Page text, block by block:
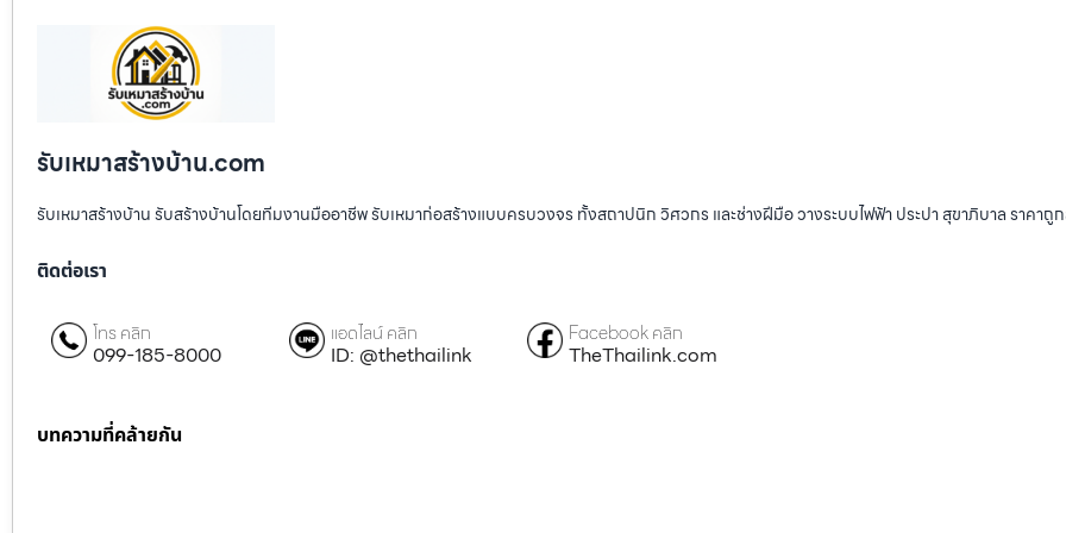
รับเหมาสร้างบ้าน.com
รับเหมาสร้างบ้าน รับสร้างบ้านโดยทีมงานมืออาชีพ รับเหมาก่อสร้างแบบครบวงจร ทั้งสถาปนิก วิศวกร และช่างฝีมือ วางระบบไฟฟ้า ประปา สุขาภิบาล ราคาถู
ติดต่อเรา
โทร คลิก
099-185-8000
แอดไลน์ คลิก
ID: @thethailink
Facebook คลิก
TheThailink.com
บทความที่คล้ายกัน